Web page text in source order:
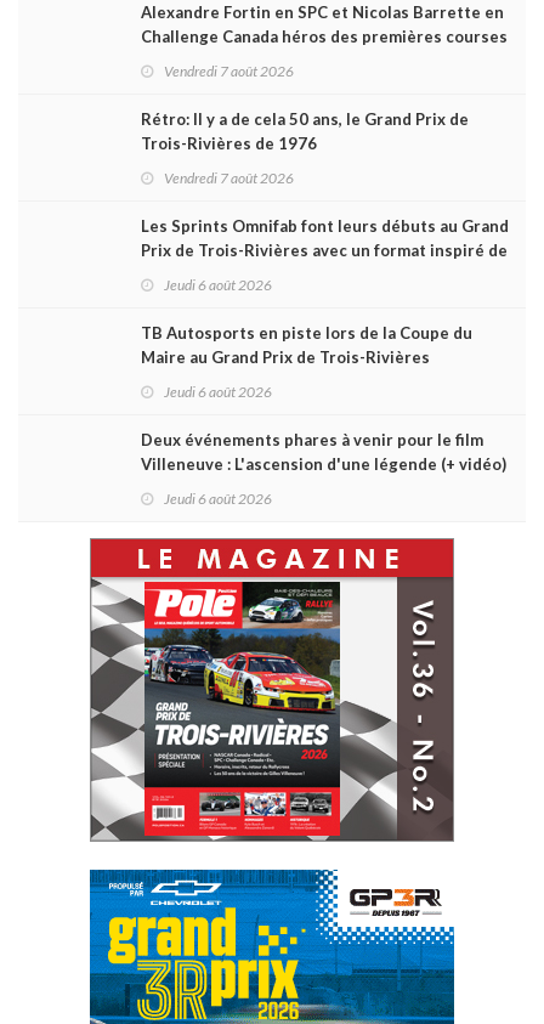
Alexandre Fortin en SPC et Nicolas Barrette en
Challenge Canada héros des premières courses
Vendredi 7 août 2026
Rétro: Il y a de cela 50 ans, le Grand Prix de
Trois-Rivières de 1976
Vendredi 7 août 2026
Les Sprints Omnifab font leurs débuts au Grand
Prix de Trois-Rivières avec un format inspiré de
Jeudi 6 août 2026
TB Autosports en piste lors de la Coupe du
Maire au Grand Prix de Trois-Rivières
Jeudi 6 août 2026
Deux événements phares à venir pour le film
Villeneuve : L'ascension d'une légende (+ vidéo)
Jeudi 6 août 2026